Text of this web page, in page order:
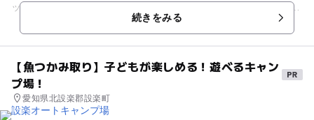
ットでもあります。 併設の「BOAT KIDS PARK Moooviがま
続きをみる
【魚つかみ取り】子どもが楽しめる！遊べるキャン
プ場！
愛知県北設楽郡設楽町